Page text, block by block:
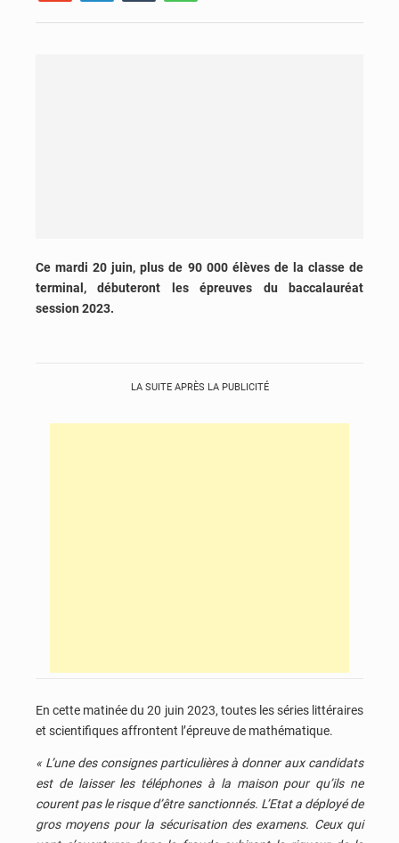
Ce mardi 20 juin, plus de 90 000 élèves de la classe de
terminal, débuteront les épreuves du baccalauréat
session 2023.
LA SUITE APRÈS LA PUBLICITÉ
En cette matinée du 20 juin 2023, toutes les séries littéraires
et scientifiques affrontent l’épreuve de mathématique.
« L’une des consignes particulières à donner aux candidats
est de laisser les téléphones à la maison pour qu’ils ne
courent pas le risque d’être sanctionnés. L’Etat a déployé de
gros moyens pour la sécurisation des examens. Ceux qui